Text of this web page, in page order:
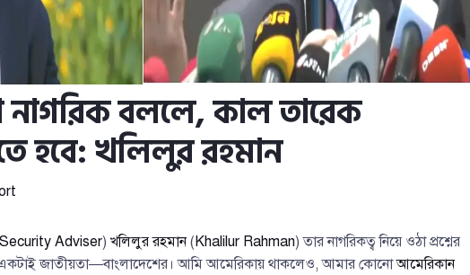
নাগরিক বললে, কাল তারেক
হবে: খলিলুর রহমান
Adviser) খলিলুর রহমান(Khalilur Rahman) তার নাগরিকত্ব নিয়ে ওঠা প্রশ্নের
একটাই জাতীয়তা—বাংলাদেশের। আমি আমেরিকায় থাকলেও, আমার কোনোআমেরিকান